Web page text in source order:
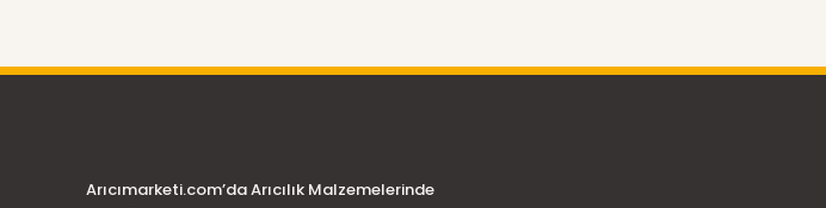
Arıcımarketi.com’da Arıcılık Malzemelerinde